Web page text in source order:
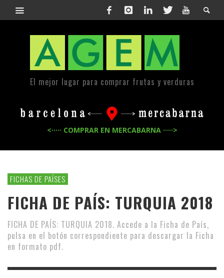
El mejor lugar para comprar frutas y verduras
<····· COMPRAR EN MERCABARNA ·····>
FICHAS DE PAÍSES
FICHA DE PAÍS: TURQUIA 2018
FICHA DE PAÍS: TURQUIA 2018. Accede a la Ficha de País,
pulsa en el botón correspondiente para descargar la Ficha
en formato pdf.